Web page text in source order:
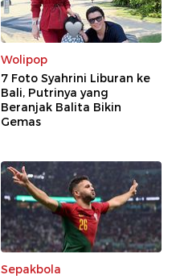
Wolipop
7 Foto Syahrini Liburan ke
Bali, Putrinya yang
Beranjak Balita Bikin
Gemas
Sepakbola